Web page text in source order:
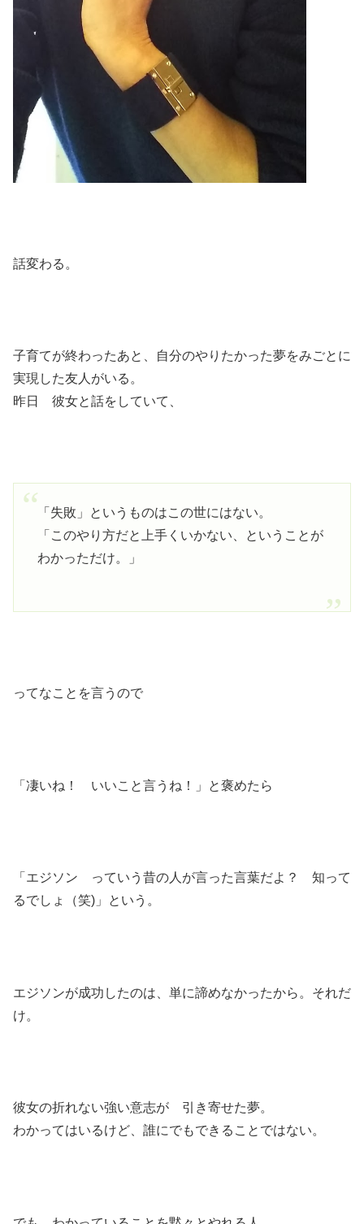
話変わる。
子育てが終わったあと、自分のやりたかった夢をみごとに
実現した友人がいる。
昨日 彼女と話をしていて、
「失敗」というものはこの世にはない。
「このやり方だと上手くいかない、ということが
わかっただけ。」
ってなことを言うので
「凄いね！ いいこと言うね！」と褒めたら
「エジソン っていう昔の人が言った言葉だよ？ 知って
るでしょ（笑)」という。
エジソンが成功したのは、単に諦めなかったから。それだ
け。
彼女の折れない強い意志が 引き寄せた夢。
わかってはいるけど、誰にでもできることではない。